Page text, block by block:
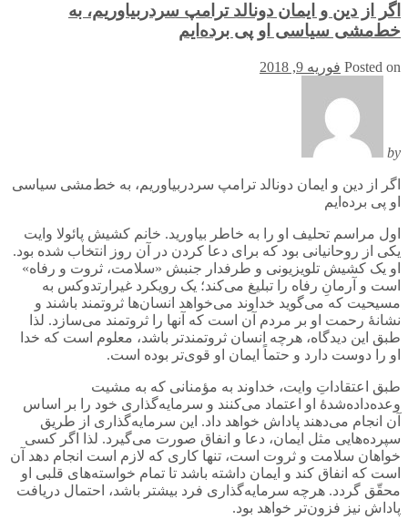
اگر از دین و ایمان دونالد ترامپ سردربیاوریم، به
خط‌مشی سیاسی او پی برده‌ایم
Posted on فوریه 9, 2018
by
اگر از دین و ایمان دونالد ترامپ سردربیاوریم، به خط‌مشی سیاسی
او پی برده‌ایم
اول مراسم تحلیف او را به خاطر بیاورید. خانم کشیش پائولا وایت
یکی از روحانیانی بود که برای دعا کردن در آن روز انتخاب شده بود.
او یک کشیش تلویزیونی و طرفدار جنبش «سلامت، ثروت و رفاه»
است و آرمانِ رفاه را تبلیغ می‌کند؛ یک رویکرد غیرارتدوکس به
مسیحیت که می‌گوید خداوند می‌خواهد انسان‌ها ثروتمند باشند و
نشانۀ رحمت او بر مردم آن است که آنها را ثروتمند می‌سازد. لذا
طبق این دیدگاه، هرچه انسان ثروتمندتر باشد، معلوم است که خدا
او را دوست دارد و حتماً ایمان او قوی‌تر بوده است.
طبق اعتقاداتِ وایت، خداوند به مؤمنانی که به مشیت
وعده‌داده‌شدۀ او اعتماد می‌کنند و سرمایه‌گذاری خود را بر اساس
آن انجام می‌دهند پاداش خواهد داد. این سرمایه‌گذاری از طریق
سپرده‌هایی مثل ایمان، دعا و انفاق صورت می‌گیرد. لذا اگر کسی
خواهان سلامت و ثروت است، تنها کاری که لازم است انجام دهد آن
است که انفاق کند و ایمان داشته باشد تا تمام خواسته‌های قلبی او
محقّق گردد. هرچه سرمایه‌گذاری فرد بیشتر باشد، احتمال دریافت
پاداش نیز فزون‌تر خواهد بود.